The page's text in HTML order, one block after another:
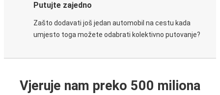
Putujte zajedno
Zašto dodavati još jedan automobil na cestu kada
umjesto toga možete odabrati kolektivno putovanje?
Vjeruje nam preko 500 miliona